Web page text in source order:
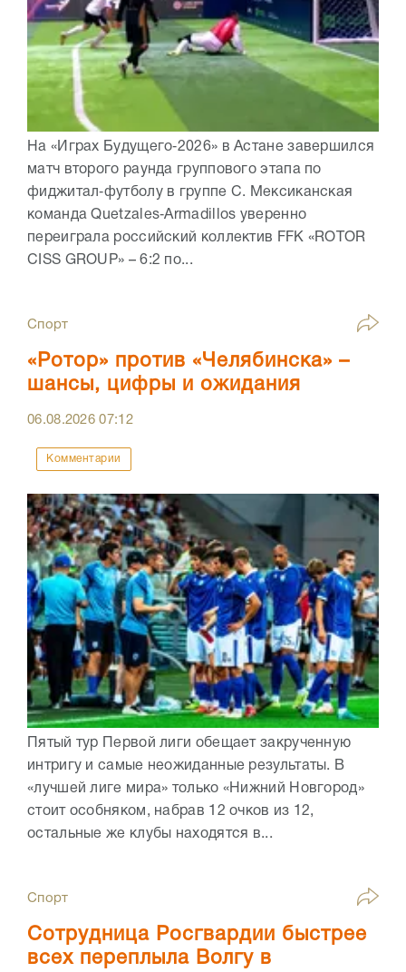
На «Играх Будущего‑2026» в Астане завершился
матч второго раунда группового этапа по
фиджитал‑футболу в группе C. Мексиканская
команда Quetzales‑Armadillos уверенно
переиграла российский коллектив FFK «ROTOR
CISS GROUP» – 6:2 по...
Спорт
«Ротор» против «Челябинска» –
шансы, цифры и ожидания
06.08.202607:12
Комментарии
Пятый тур Первой лиги обещает закрученную
интригу и самые неожиданные результаты. В
«лучшей лиге мира» только «Нижний Новгород»
стоит особняком, набрав 12 очков из 12,
остальные же клубы находятся в...
Спорт
Сотрудница Росгвардии быстрее
всех переплыла Волгу в